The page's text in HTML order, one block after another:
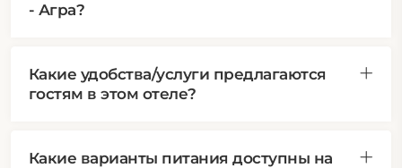
- Агра?
Какие удобства/услуги предлагаются
гостям в этом отеле?
Какие варианты питания доступны на